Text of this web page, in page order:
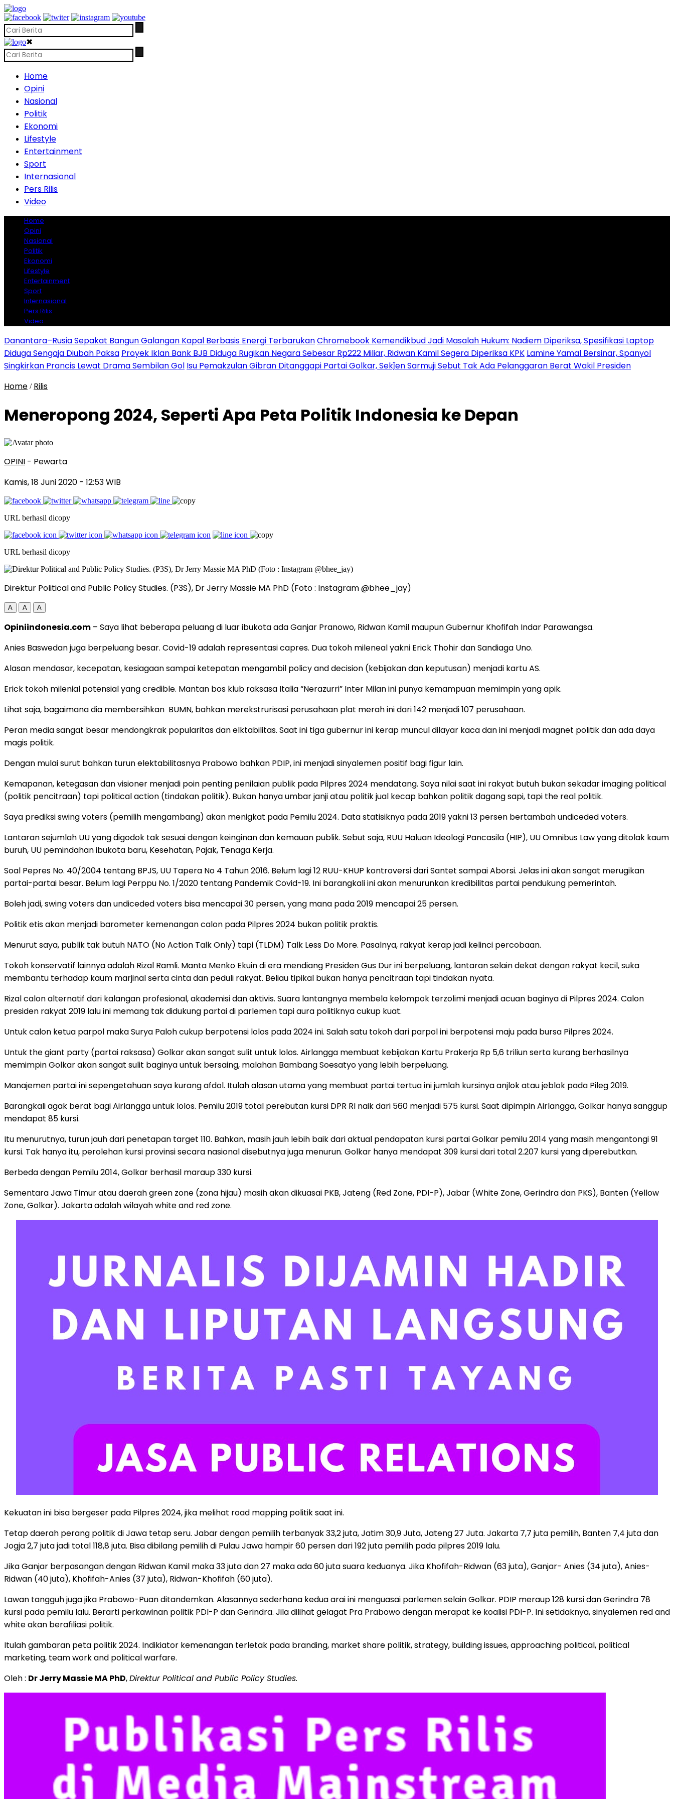
✖
Home
Opini
Nasional
Politik
Ekonomi
Lifestyle
Entertainment
Sport
Internasional
Pers Rilis
Video
Home
Opini
Nasional
Politik
Ekonomi
Lifestyle
Entertainment
Sport
Internasional
Pers Rilis
Video
Danantara–Rusia Sepakat Bangun Galangan Kapal Berbasis Energi TerbarukanChromebook Kemendikbud Jadi Masalah Hukum: Nadiem Diperiksa, Spesifikasi Laptop
Diduga Sengaja Diubah Paksa Proyek Iklan Bank BJB Diduga Rugikan Negara Sebesar Rp222 Miliar, Ridwan Kamil Segera Diperiksa KPK Lamine Yamal Bersinar, Spanyol
Singkirkan Prancis Lewat Drama Sembilan Gol Isu Pemakzulan Gibran Ditanggapi Partai Golkar, Sekǰen Sarmuji Sebut Tak Ada Pelanggaran Berat Wakil Presiden
Home / Rilis
Meneropong 2024, Seperti Apa Peta Politik Indonesia ke Depan
OPINI - Pewarta
Kamis, 18 Juni 2020 - 12:53 WIB
URL berhasil dicopy
URL berhasil dicopy
Direktur Political and Public Policy Studies. (P3S), Dr Jerry Massie MA PhD (Foto : Instagram @bhee_jay)
A A A
Opiniindonesia.com – Saya lihat beberapa peluang di luar ibukota ada Ganjar Pranowo, Ridwan Kamil maupun Gubernur Khofifah Indar Parawangsa.
Anies Baswedan juga berpeluang besar. Covid-19 adalah representasi capres. Dua tokoh mileneal yakni Erick Thohir dan Sandiaga Uno.
Alasan mendasar, kecepatan, kesiagaan sampai ketepatan mengambil policy and decision (kebijakan dan keputusan) menjadi kartu AS.
Erick tokoh milenial potensial yang credible. Mantan bos klub raksasa Italia “Nerazurri” Inter Milan ini punya kemampuan memimpin yang apik.
Lihat saja, bagaimana dia membersihkan BUMN, bahkan merekstrurisasi perusahaan plat merah ini dari 142 menjadi 107 perusahaan.
Peran media sangat besar mendongkrak popularitas dan elktabilitas. Saat ini tiga gubernur ini kerap muncul dilayar kaca dan ini menjadi magnet politik dan ada daya
magis politik.
Dengan mulai surut bahkan turun elektabilitasnya Prabowo bahkan PDIP, ini menjadi sinyalemen positif bagi figur lain.
Kemapanan, ketegasan dan visioner menjadi poin penting penilaian publik pada Pilpres 2024 mendatang. Saya nilai saat ini rakyat butuh bukan sekadar imaging political
(politik pencitraan) tapi political action (tindakan politik). Bukan hanya umbar janji atau politik jual kecap bahkan politik dagang sapi, tapi the real politik.
Saya prediksi swing voters (pemilih mengambang) akan menigkat pada Pemilu 2024. Data statisiknya pada 2019 yakni 13 persen bertambah undiceded voters.
Lantaran sejumlah UU yang digodok tak sesuai dengan keinginan dan kemauan publik. Sebut saja, RUU Haluan Ideologi Pancasila (HIP), UU Omnibus Law yang ditolak kaum
buruh, UU pemindahan ibukota baru, Kesehatan, Pajak, Tenaga Kerja.
Soal Pepres No. 40/2004 tentang BPJS, UU Tapera No 4 Tahun 2016. Belum lagi 12 RUU-KHUP kontroversi dari Santet sampai Aborsi. Jelas ini akan sangat merugikan
partai-partai besar. Belum lagi Perppu No. 1/2020 tentang Pandemik Covid-19. Ini barangkali ini akan menurunkan kredibilitas partai pendukung pemerintah.
Boleh jadi, swing voters dan undiceded voters bisa mencapai 30 persen, yang mana pada 2019 mencapai 25 persen.
Politik etis akan menjadi barometer kemenangan calon pada Pilpres 2024 bukan politik praktis.
Menurut saya, publik tak butuh NATO (No Action Talk Only) tapi (TLDM) Talk Less Do More. Pasalnya, rakyat kerap jadi kelinci percobaan.
Tokoh konservatif lainnya adalah Rizal Ramli. Manta Menko Ekuin di era mendiang Presiden Gus Dur ini berpeluang, lantaran selain dekat dengan rakyat kecil, suka
membantu terhadap kaum marjinal serta cinta dan peduli rakyat. Beliau tipikal bukan hanya pencitraan tapi tindakan nyata.
Rizal calon alternatif dari kalangan profesional, akademisi dan aktivis. Suara lantangnya membela kelompok terzolimi menjadi acuan baginya di Pilpres 2024. Calon
presiden rakyat 2019 lalu ini memang tak didukung partai di parlemen tapi aura politiknya cukup kuat.
Untuk calon ketua parpol maka Surya Paloh cukup berpotensi lolos pada 2024 ini. Salah satu tokoh dari parpol ini berpotensi maju pada bursa Pilpres 2024.
Untuk the giant party (partai raksasa) Golkar akan sangat sulit untuk lolos. Airlangga membuat kebijakan Kartu Prakerja Rp 5,6 triliun serta kurang berhasilnya
memimpin Golkar akan sangat sulit baginya untuk bersaing, malahan Bambang Soesatyo yang lebih berpeluang.
Manajemen partai ini sepengetahuan saya kurang afdol. Itulah alasan utama yang membuat partai tertua ini jumlah kursinya anjlok atau jeblok pada Pileg 2019.
Barangkali agak berat bagi Airlangga untuk lolos. Pemilu 2019 total perebutan kursi DPR RI naik dari 560 menjadi 575 kursi. Saat dipimpin Airlangga, Golkar hanya sanggup
mendapat 85 kursi.
Itu menurutnya, turun jauh dari penetapan target 110. Bahkan, masih jauh lebih baik dari aktual pendapatan kursi partai Golkar pemilu 2014 yang masih mengantongi 91
kursi. Tak hanya itu, perolehan kursi provinsi secara nasional disebutnya juga menurun. Golkar hanya mendapat 309 kursi dari total 2.207 kursi yang diperebutkan.
Berbeda dengan Pemilu 2014, Golkar berhasil maraup 330 kursi.
Sementara Jawa Timur atau daerah green zone (zona hijau) masih akan dikuasai PKB, Jateng (Red Zone, PDI-P), Jabar (White Zone, Gerindra dan PKS), Banten (Yellow
Zone, Golkar). Jakarta adalah wilayah white and red zone.
Kekuatan ini bisa bergeser pada Pilpres 2024, jika melihat road mapping politik saat ini.
Tetap daerah perang politik di Jawa tetap seru. Jabar dengan pemilih terbanyak 33,2 juta, Jatim 30,9 Juta, Jateng 27 Juta. Jakarta 7,7 juta pemilih, Banten 7,4 juta dan
Jogja 2,7 juta jadi total 118,8 juta. Bisa dibilang pemilih di Pulau Jawa hampir 60 persen dari 192 juta pemilih pada pilpres 2019 lalu.
Jika Ganjar berpasangan dengan Ridwan Kamil maka 33 juta dan 27 maka ada 60 juta suara keduanya. Jika Khofifah-Ridwan (63 juta), Ganjar- Anies (34 juta), Anies-
Ridwan (40 juta), Khofifah-Anies (37 juta), Ridwan-Khofifah (60 juta).
Lawan tangguh juga jika Prabowo-Puan ditandemkan. Alasannya sederhana kedua arai ini menguasai parlemen selain Golkar. PDIP meraup 128 kursi dan Gerindra 78
kursi pada pemilu lalu. Berarti perkawinan politik PDI-P dan Gerindra. Jila dilihat gelagat Pra Prabowo dengan merapat ke koalisi PDI-P. Ini setidaknya, sinyalemen red and
white akan berafiliasi politik.
Itulah gambaran peta politik 2024. Indikiator kemenangan terletak pada branding, market share politik, strategy, building issues, approaching political, political
marketing, team work and political warfare.
Oleh : Dr Jerry Massie MA PhD,Direktur Political and Public Policy Studies.